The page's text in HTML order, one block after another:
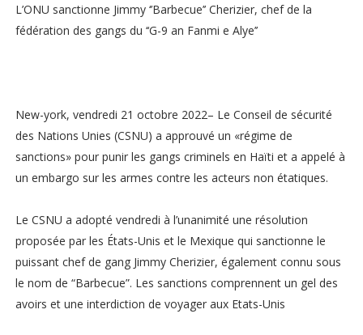
L’ONU sanctionne Jimmy ‘’Barbecue’’ Cherizier, chef de la
fédération des gangs du ‘‘G-9 an Fanmi e Alye’’
New-york, vendredi 21 octobre 2022– Le Conseil de sécurité
des Nations Unies (CSNU) a approuvé un «régime de
sanctions» pour punir les gangs criminels en Haïti et a appelé à
un embargo sur les armes contre les acteurs non étatiques.
Le CSNU a adopté vendredi à l’unanimité une résolution
proposée par les États-Unis et le Mexique qui sanctionne le
puissant chef de gang Jimmy Cherizier, également connu sous
le nom de “Barbecue”. Les sanctions comprennent un gel des
avoirs et une interdiction de voyager aux Etats-Unis